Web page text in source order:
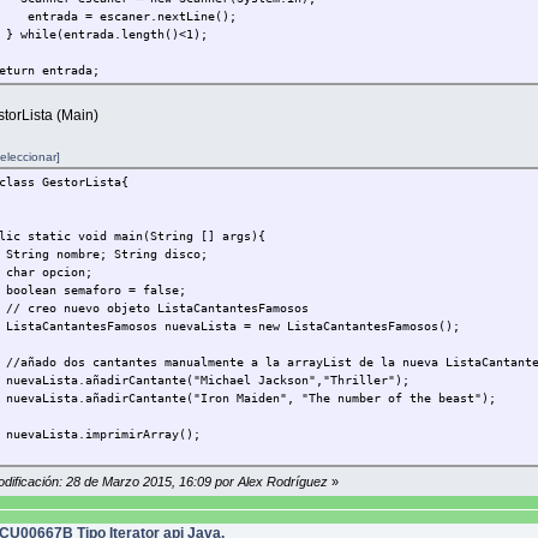
= escaner.nextLine();
entrada;
recogerChar(){
Solo puedes introducir los carácteres (S)i / (N)o
escaner = new Scanner(System.in);
= escaner.nextLine();
= entrada.charAt(0);
= Character.toLowerCase(respuesta);
respuesta;
(Main)
GestorLista{
static void main(String [] args){
nombre; String disco;
opcion;
semaforo = false;
nuevo objeto ListaCantantesFamosos
nuevaLista = new ListaCantantesFamosos();
dos cantantes manualmente a la arrayList de la nueva
Jackson","Thriller");
Maiden", "The number of the beast");
entrada = new EntradaDatos();
\n\n ¿Desea introducir los datos de otro
28 de Marzo 2015, 16:09 por Alex Rodríguez»
Tipo Iterator api Java.